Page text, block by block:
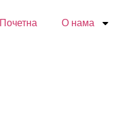
Почетна О нама